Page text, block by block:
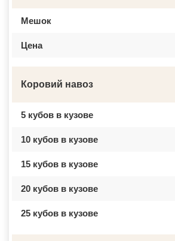
Мешок
Цена
Коровий навоз
5 кубов в кузове
10 кубов в кузове
15 кубов в кузове
20 кубов в кузове
25 кубов в кузове